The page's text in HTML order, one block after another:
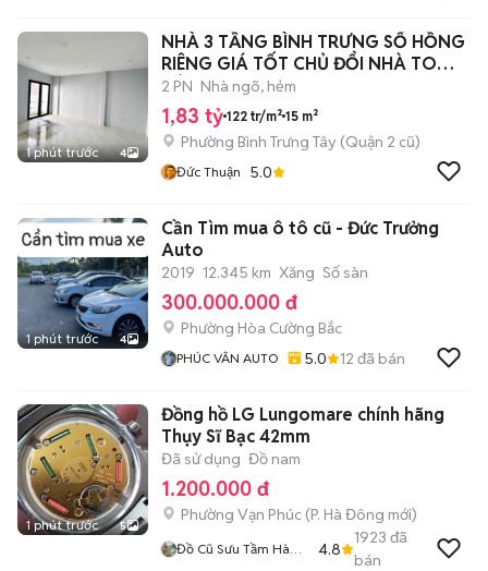
1 phút trước 4
NHÀ 3 TẦNG BÌNH TRƯNG SỔ HỒNG
RIÊNG GIÁ TỐT CHỦ ĐỔI NHÀ TO
BÁN NHANH
2 PN Nhà ngõ, hẻm
1,83 tỷ 122 tr/m² 15 m²
Phường Bình Trưng Tây (Quận 2 cũ)
Đức Thuận 5.0
1 phút trước 4
Cần Tìm mua ô tô cũ - Đức Trưởng
Auto
2019 12.345 km Xăng Số sàn
300.000.000 đ
Phường Hòa Cường Bắc
PHÚC VÂN AUTO 5.0 12 đã bán
1 phút trước 5
Đồng hồ LG Lungomare chính hãng
Thụy Sĩ Bạc 42mm
Đã sử dụng Đồ nam
1.200.000 đ
Phường Vạn Phúc (P. Hà Đông mới)
Đồ Cũ Sưu Tầm Hà
4.8
1923 đã
bán